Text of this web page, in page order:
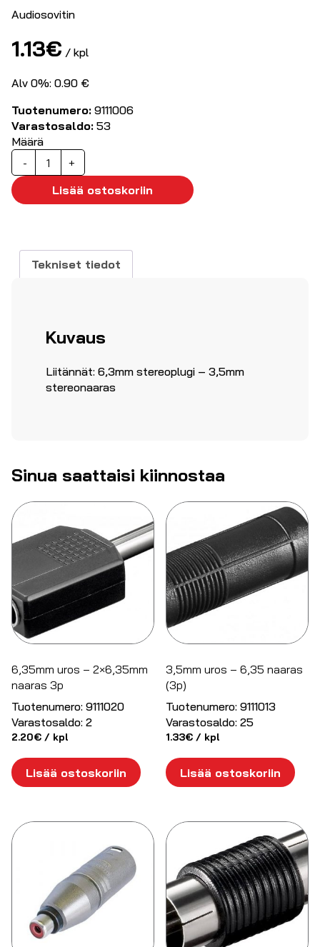
Audiosovitin
1.13€ / kpl
Alv 0%: 0.90 €
Tuotenumero: 9111006
Varastosaldo: 53
Määrä
-
6,3mm
uros
3,5mm
määrä
+
Lisää ostoskoriin
Tekniset tiedot
Kuvaus
Liitännät: 6,3mm stereoplugi – 3,5mm
stereonaaras
Sinua saattaisi kiinnostaa
6,35mm uros – 2×6,35mm
naaras 3p
Tuotenumero: 9111020
Varastosaldo: 2
2.20€ / kpl
Lisää ostoskoriin
3,5mm uros – 6,35 naaras
(3p)
Tuotenumero: 9111013
Varastosaldo: 25
1.33€ / kpl
Lisää ostoskoriin